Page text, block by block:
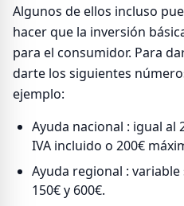
Algunos de ellos incluso
hacer que la inversión
para el consumidor. Para
darte los siguientes
ejemplo:
Ayuda nacional : igual al
IVA incluido o 200€
Ayuda regional :
150€ y 600€.